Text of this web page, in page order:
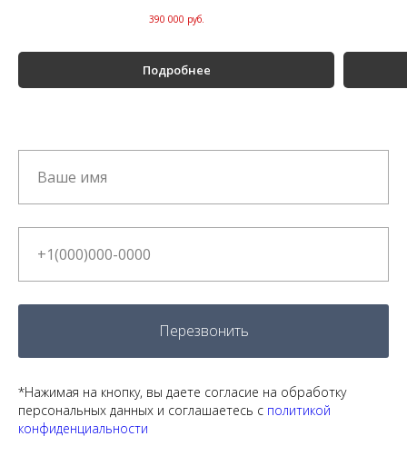
390 000 руб.
Подробнее
Перезвонить
*Нажимая на кнопку, вы даете согласие на обработку
персональных данных и соглашаетесь c политикой
конфиденциальности